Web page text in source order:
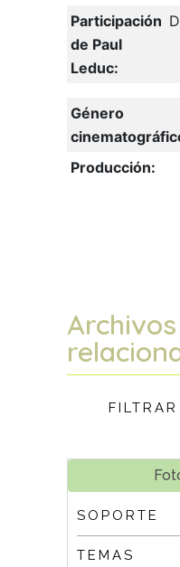
Participación
de Paul
Leduc:
Género
Producción:
Archivos
SOPORTE
TEMAS